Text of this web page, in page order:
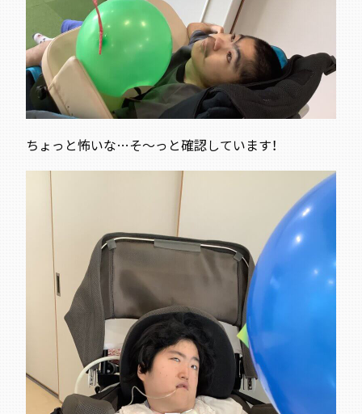
ちょっと怖いな…そ～っと確認しています！